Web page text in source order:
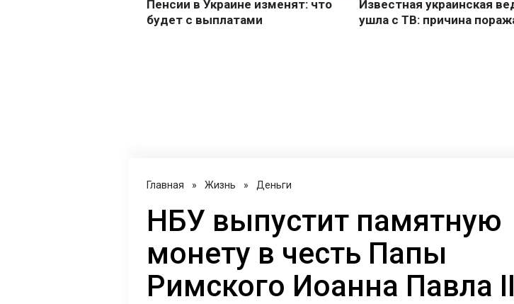
Главная » Жизнь » Деньги
НБУ выпустит памятную
монету в честь Папы
Римского Иоанна Павла II